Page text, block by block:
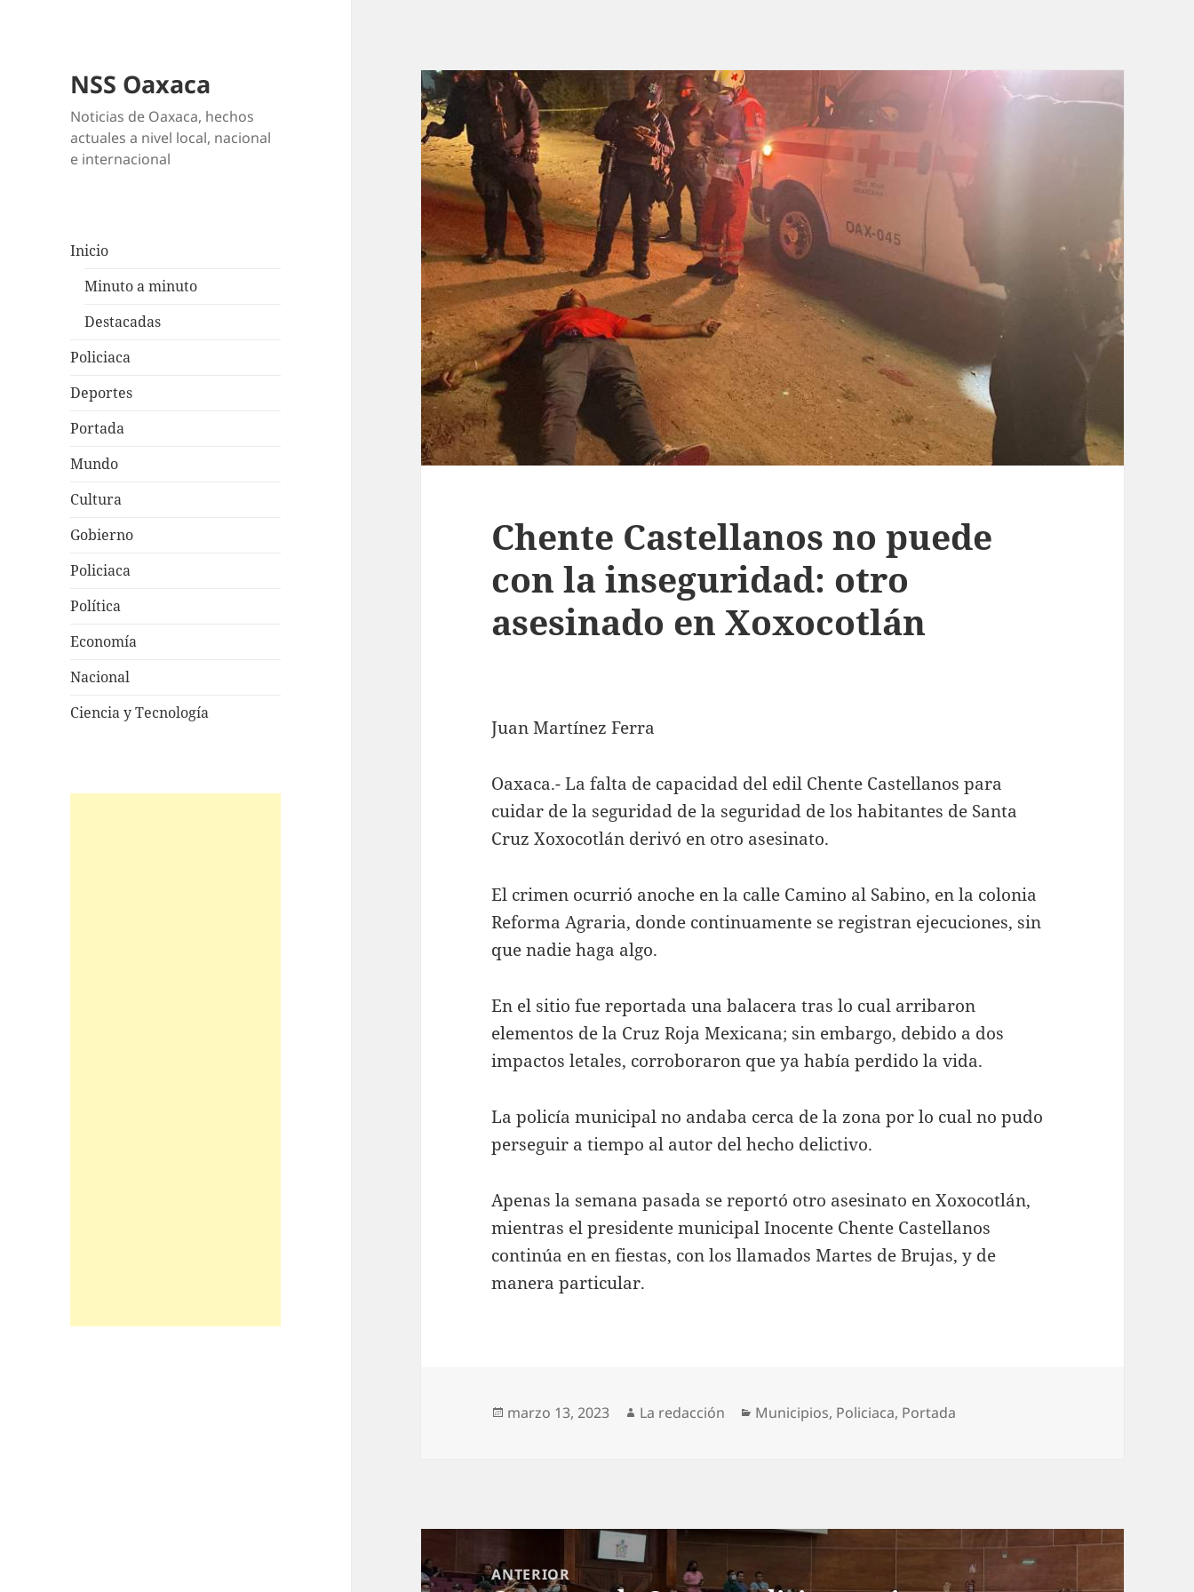
NSS Oaxaca
Noticias de Oaxaca, hechos
actuales a nivel local, nacional
e internacional
Inicio
Minuto a minuto
Destacadas
Policiaca
Deportes
Portada
Mundo
Cultura
Gobierno
Policiaca
Política
Economía
Nacional
Ciencia y Tecnología
Chente Castellanos no puede
con la inseguridad: otro
asesinado en Xoxocotlán
Juan Martínez Ferra
Oaxaca.- La falta de capacidad del edil Chente Castellanos para
cuidar de la seguridad de la seguridad de los habitantes de Santa
Cruz Xoxocotlán derivó en otro asesinato.
El crimen ocurrió anoche en la calle Camino al Sabino, en la colonia
Reforma Agraria, donde continuamente se registran ejecuciones, sin
que nadie haga algo.
En el sitio fue reportada una balacera tras lo cual arribaron
elementos de la Cruz Roja Mexicana; sin embargo, debido a dos
impactos letales, corroboraron que ya había perdido la vida.
La policía municipal no andaba cerca de la zona por lo cual no pudo
perseguir a tiempo al autor del hecho delictivo.
Apenas la semana pasada se reportó otro asesinato en Xoxocotlán,
mientras el presidente municipal Inocente Chente Castellanos
continúa en en fiestas, con los llamados Martes de Brujas, y de
manera particular.
Publicado
marzo 13, 2023 Autor
La redacción Categorías
Municipios, Policiaca, Portada
de
ANTERIOR